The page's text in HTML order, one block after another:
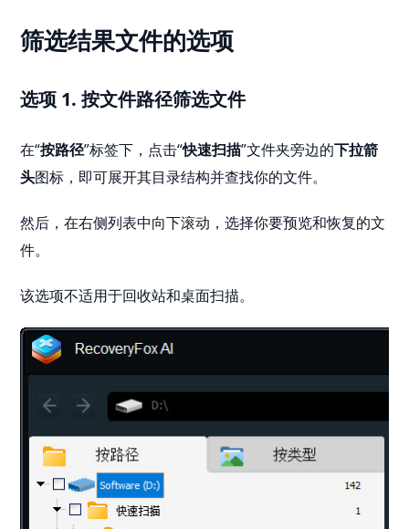
筛选结果文件的选项
选项 1. 按文件路径筛选文件
在“按路径”标签下，点击“快速扫描”文件夹旁边的下拉箭
头图标，即可展开其目录结构并查找你的文件。
然后，在右侧列表中向下滚动，选择你要预览和恢复的文
件。
该选项不适用于回收站和桌面扫描。